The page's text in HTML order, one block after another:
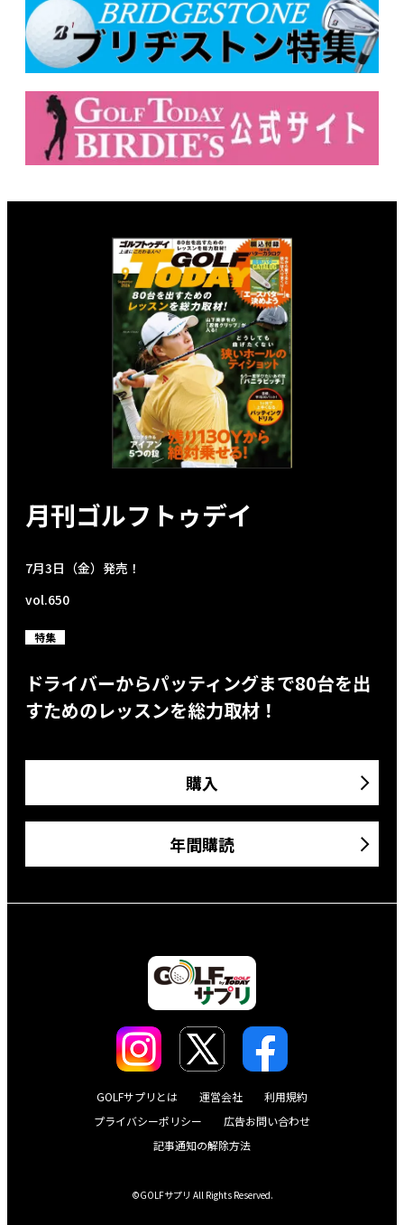
月刊ゴルフトゥデイ
7月3日（金）発売！
vol.650
特集
ドライバーからパッティングまで80台を出
すためのレッスンを総力取材！
購入
年間購読
GOLFサプリとは 運営会社
利用規約
プライバシーポリシー
広告お問い合わせ
記事通知の解除方法
©GOLFサプリ All Rights Reserved.